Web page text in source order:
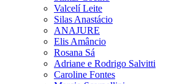
Valcelí Leite
Silas Anastácio
ANAJURE
Elis Amâncio
Rosana Sá
Adriane e Rodrigo Salvitti
Caroline Fontes